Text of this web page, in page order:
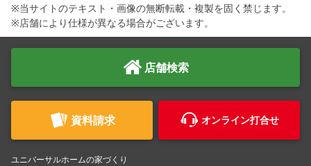
※当サイトのテキスト・画像の無断転載・複製を固く禁じます。
※店舗により仕様が異なる場合がございます。
店舗検索
資料請求 オンライン打合せ
ユニバーサルホームの家づくり